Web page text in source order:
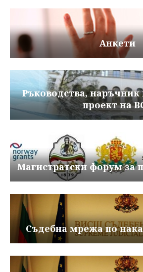
Анкети
Ръководства,
проект на
Магистратски форум за
Съдебна мрежа по